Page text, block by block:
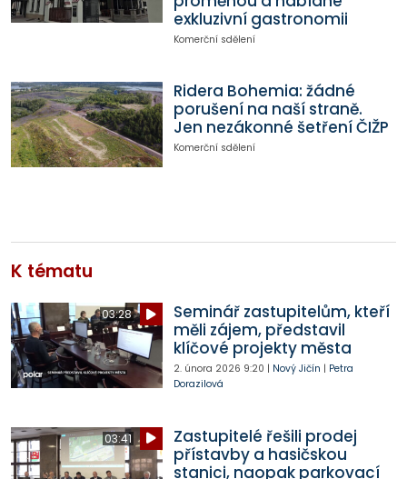
exkluzivní gastronomii
Komerční sdělení
Ridera Bohemia: žádné
porušení na naší straně.
Jen nezákonné šetření ČIŽP
Komerční sdělení
K tématu
03:28
Seminář zastupitelům, kteří
měli zájem, představil
klíčové projekty města
2. února 2026 9:20 | Nový Jičín | Petra
Dorazilová
03:41
Zastupitelé řešili prodej
přístavby a hasičskou
stanici, naopak parkovací